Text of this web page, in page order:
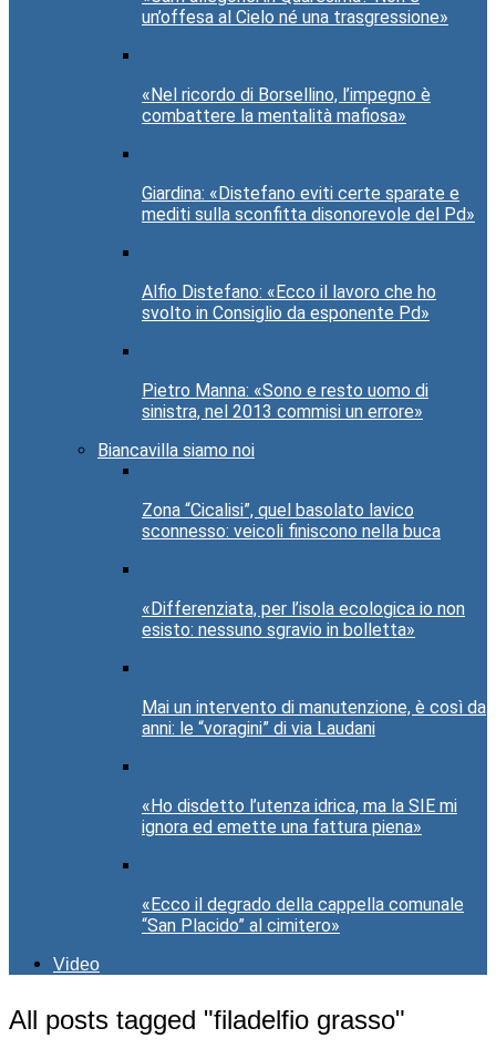
un’offesa al Cielo né una trasgressione»
«Nel ricordo di Borsellino, l’impegno è
combattere la mentalità mafiosa»
Giardina: «Distefano eviti certe sparate e
mediti sulla sconfitta disonorevole del Pd»
Alfio Distefano: «Ecco il lavoro che ho
svolto in Consiglio da esponente Pd»
Pietro Manna: «Sono e resto uomo di
sinistra, nel 2013 commisi un errore»
Biancavilla siamo noi
Zona “Cicalisi”, quel basolato lavico
sconnesso: veicoli finiscono nella buca
«Differenziata, per l’isola ecologica io non
esisto: nessuno sgravio in bolletta»
Mai un intervento di manutenzione, è così da
anni: le “voragini” di via Laudani
«Ho disdetto l’utenza idrica, ma la SIE mi
ignora ed emette una fattura piena»
«Ecco il degrado della cappella comunale
“San Placido” al cimitero»
Video
All posts tagged "filadelfio grasso"